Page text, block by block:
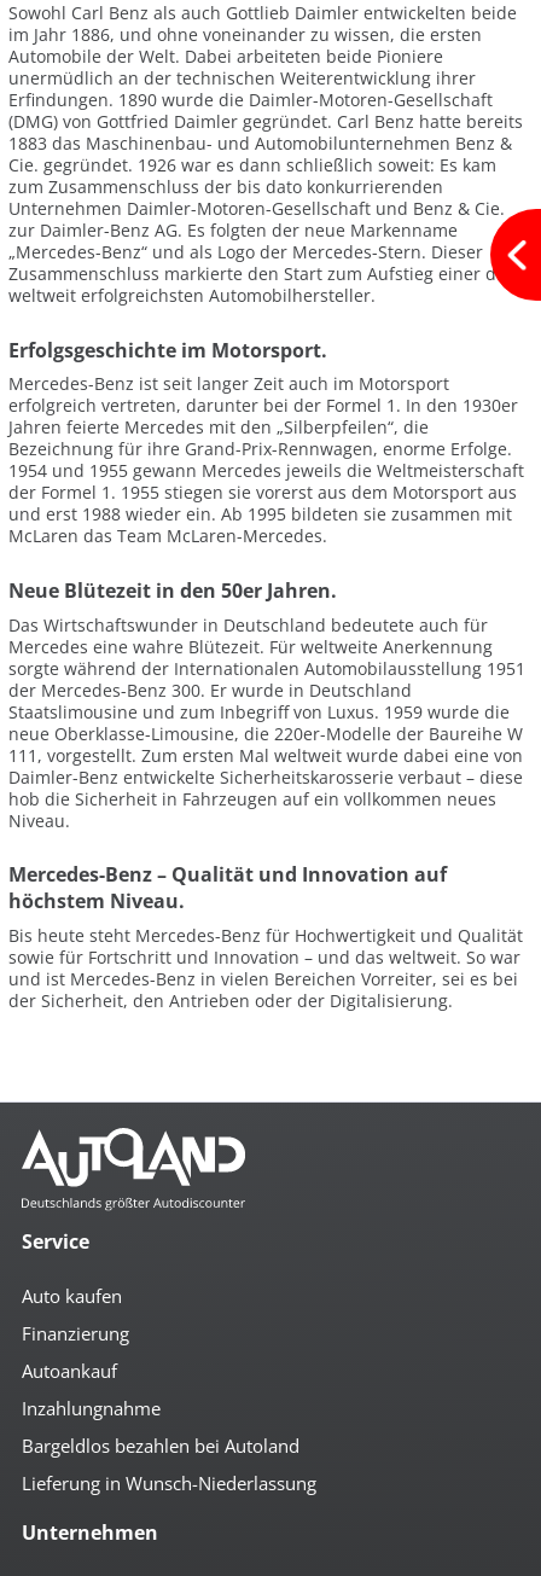
Sowohl Carl Benz als auch Gottlieb Daimler entwickelten beide
im Jahr 1886, und ohne voneinander zu wissen, die ersten
Automobile der Welt. Dabei arbeiteten beide Pioniere
unermüdlich an der technischen Weiterentwicklung ihrer
Erfindungen. 1890 wurde die Daimler-Motoren-Gesellschaft
(DMG) von Gottfried Daimler gegründet. Carl Benz hatte bereits
1883 das Maschinenbau- und Automobilunternehmen Benz &
Cie. gegründet. 1926 war es dann schließlich soweit: Es kam
zum Zusammenschluss der bis dato konkurrierenden
Unternehmen Daimler-Motoren-Gesellschaft und Benz & Cie.
zur Daimler-Benz AG. Es folgten der neue Markenname
„Mercedes-Benz“ und als Logo der Mercedes-Stern. Dieser
Zusammenschluss markierte den Start zum Aufstieg einer der
weltweit erfolgreichsten Automobilhersteller.
Erfolgsgeschichte im Motorsport.
Mercedes-Benz ist seit langer Zeit auch im Motorsport
erfolgreich vertreten, darunter bei der Formel 1. In den 1930er
Jahren feierte Mercedes mit den „Silberpfeilen“, die
Bezeichnung für ihre Grand-Prix-Rennwagen, enorme Erfolge.
1954 und 1955 gewann Mercedes jeweils die Weltmeisterschaft
der Formel 1. 1955 stiegen sie vorerst aus dem Motorsport aus
und erst 1988 wieder ein. Ab 1995 bildeten sie zusammen mit
McLaren das Team McLaren-Mercedes.
Neue Blütezeit in den 50er Jahren.
Das Wirtschaftswunder in Deutschland bedeutete auch für
Mercedes eine wahre Blütezeit. Für weltweite Anerkennung
sorgte während der Internationalen Automobilausstellung 1951
der Mercedes-Benz 300. Er wurde in Deutschland
Staatslimousine und zum Inbegriff von Luxus. 1959 wurde die
neue Oberklasse-Limousine, die 220er-Modelle der Baureihe W
111, vorgestellt. Zum ersten Mal weltweit wurde dabei eine von
Daimler-Benz entwickelte Sicherheitskarosserie verbaut – diese
hob die Sicherheit in Fahrzeugen auf ein vollkommen neues
Niveau.
Mercedes-Benz – Qualität und Innovation auf
höchstem Niveau.
Bis heute steht Mercedes-Benz für Hochwertigkeit und Qualität
sowie für Fortschritt und Innovation – und das weltweit. So war
und ist Mercedes-Benz in vielen Bereichen Vorreiter, sei es bei
der Sicherheit, den Antrieben oder der Digitalisierung.
Service
Auto kaufen
Finanzierung
Autoankauf
Inzahlungnahme
Bargeldlos bezahlen bei Autoland
Lieferung in Wunsch-Niederlassung
Unternehmen